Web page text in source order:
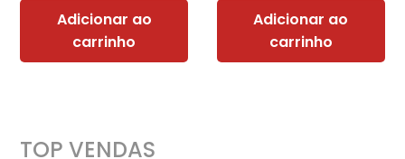
Adicionar ao
carrinho
Adicionar ao
carrinho
TOP VENDAS